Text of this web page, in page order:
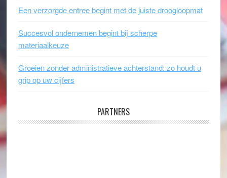
Een verzorgde entree begint met de juiste droogloopmat
Succesvol ondernemen begint bij scherpe
materiaalkeuze
Groeien zonder administratieve achterstand: zo houdt u
grip op uw cijfers
PARTNERS